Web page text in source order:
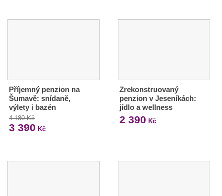
Příjemný penzion na
Šumavě: snídaně,
výlety i bazén
4 180 Kč
3 390 Kč
Zrekonstruovaný
penzion v Jeseníkách:
jídlo a wellness
2 390 Kč